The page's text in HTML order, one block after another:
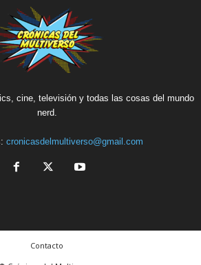
cine, televisión y todas las cosas del mundo
nerd.
cronicasdelmultiverso@gmail.com
Contacto